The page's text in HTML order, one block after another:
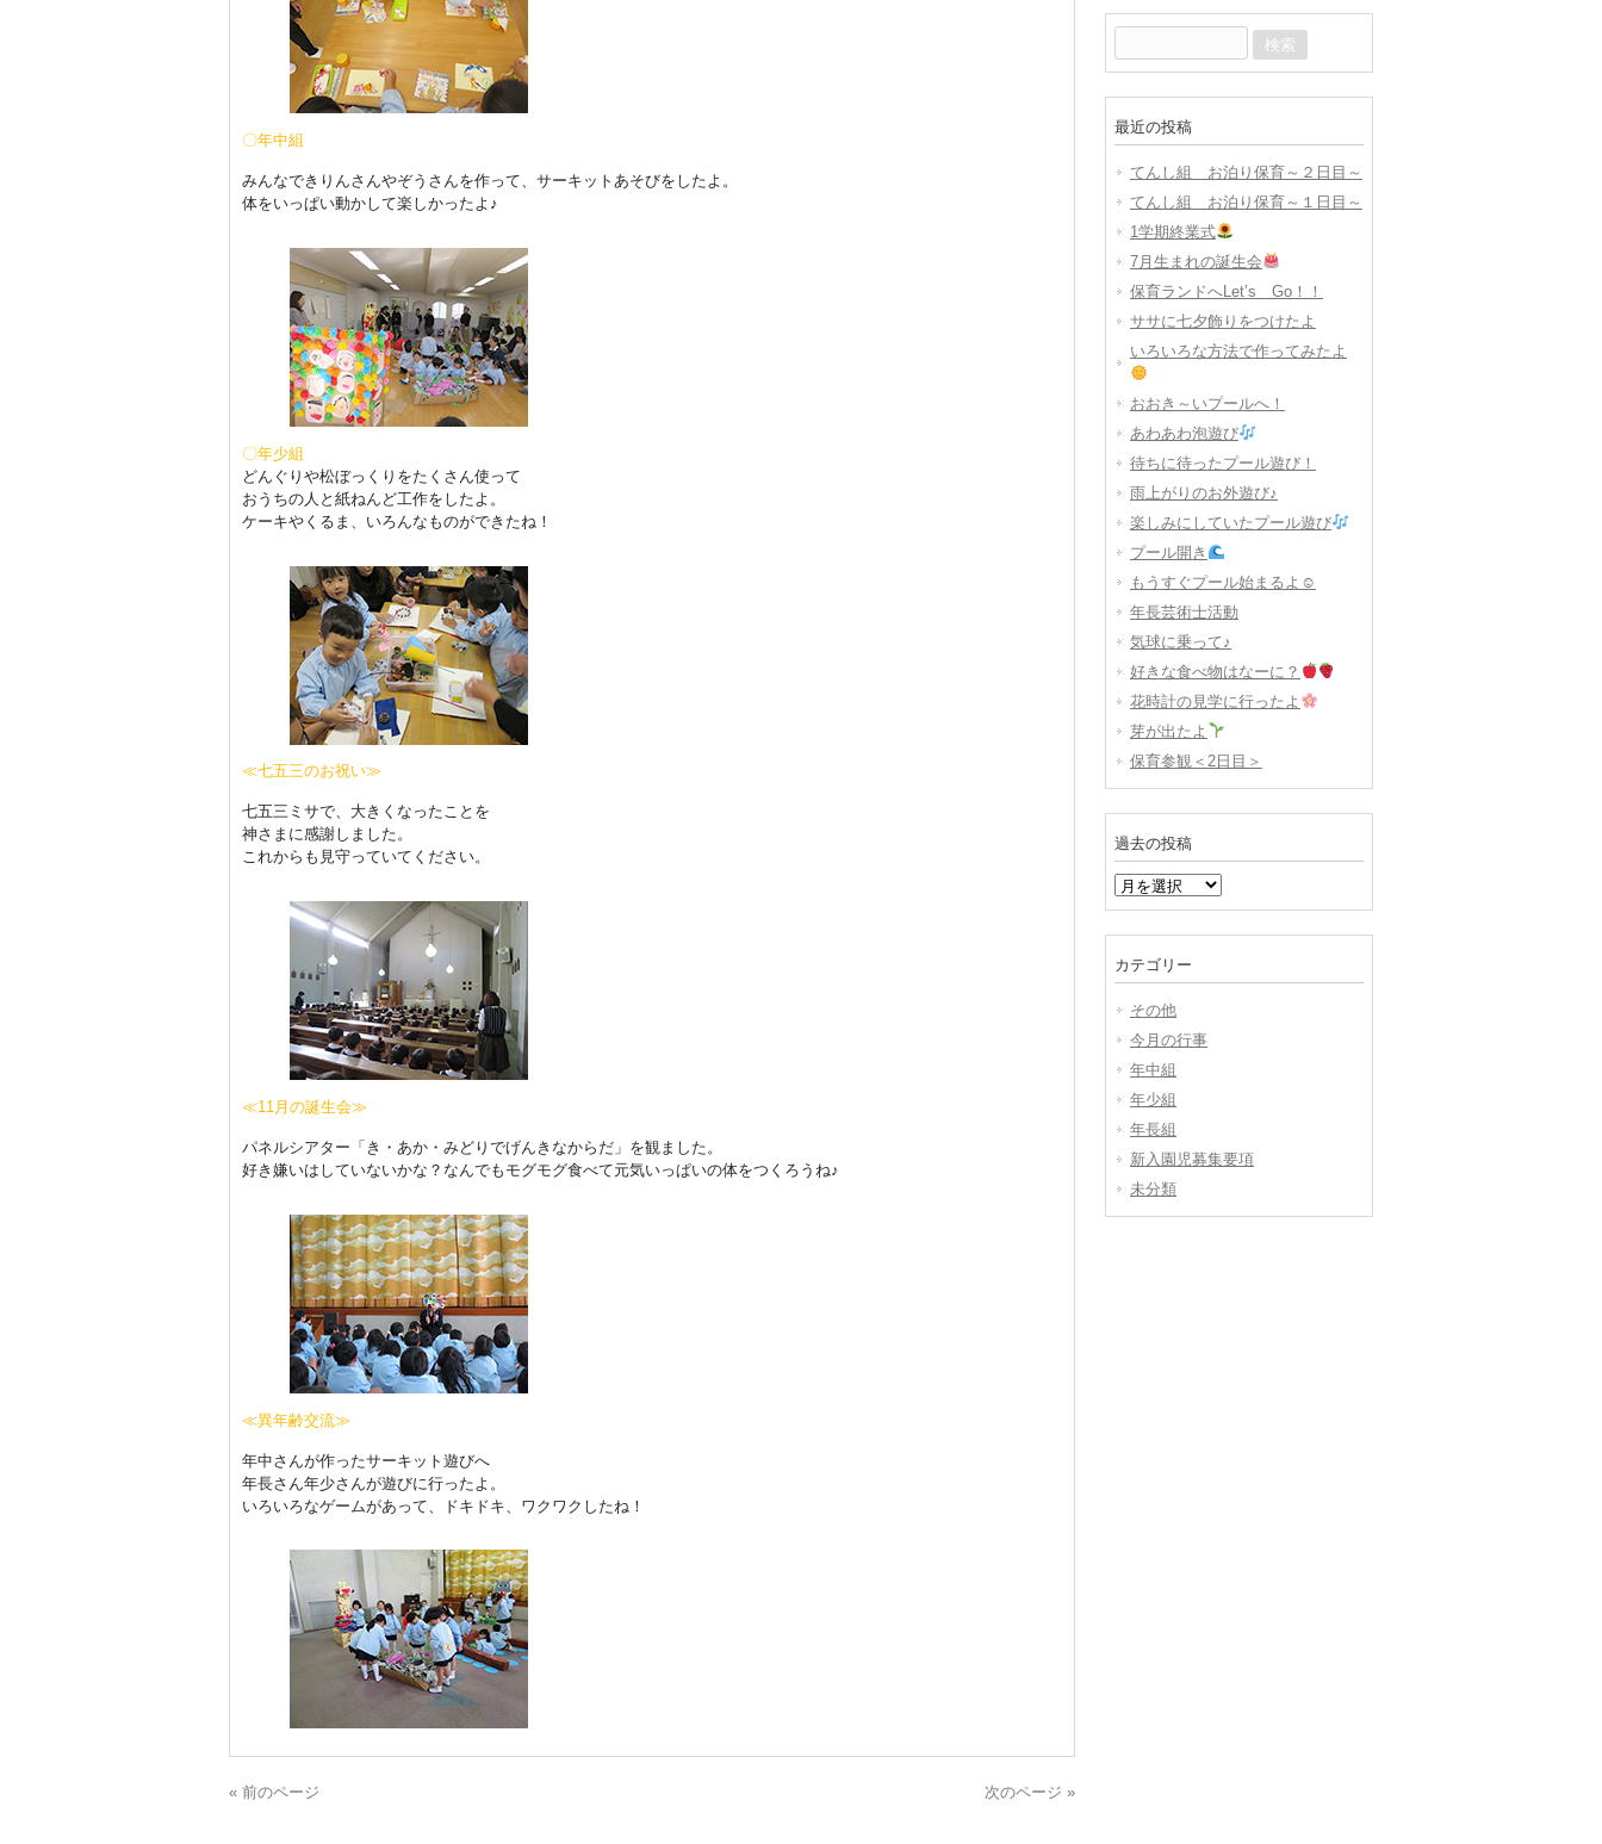
〇年中組
みんなできりんさんやぞうさんを作って、サーキットあそびをしたよ。
体をいっぱい動かして楽しかったよ♪
〇年少組
どんぐりや松ぼっくりをたくさん使って
おうちの人と紙ねんど工作をしたよ。
ケーキやくるま、いろんなものができたね！
≪七五三のお祝い≫
七五三ミサで、大きくなったことを
神さまに感謝しました。
これからも見守っていてください。
≪11月の誕生会≫
パネルシアター「き・あか・みどりでげんきなからだ」を観ました。
好き嫌いはしていないかな？なんでもモグモグ食べて元気いっぱいの体をつくろうね♪
≪異年齢交流≫
年中さんが作ったサーキット遊びへ
年長さん年少さんが遊びに行ったよ。
いろいろなゲームがあって、ドキドキ、ワクワクしたね！
« 前のページ 次のページ »
索:
最近の投稿
てんし組 お泊り保育～２日目～
てんし組 お泊り保育～１日目～
1学期終業式
7月生まれの誕生会
保育ランドへLet’s Go！！
ササに七夕飾りをつけたよ
いろいろな方法で作ってみたよ
おおき～いプールへ！
あわあわ泡遊び
待ちに待ったプール遊び！
雨上がりのお外遊び♪
楽しみにしていたプール遊び
プール開き
もうすぐプール始まるよ☺
年長芸術士活動
気球に乗って♪
好きな食べ物はなーに？
花時計の見学に行ったよ
芽が出たよ
保育参観＜2日目＞
過去の投稿
過
去
稿
カテゴリー
その他
今月の行事
年中組
年少組
年長組
新入園児募集要項
未分類